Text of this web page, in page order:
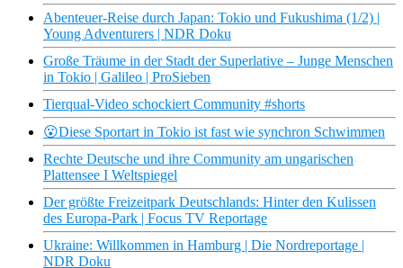
Abenteuer-Reise durch Japan: Tokio und Fukushima (1/2) |
Young Adventurers | NDR Doku
Große Träume in der Stadt der Superlative – Junge Menschen
in Tokio | Galileo | ProSieben
Tierqual-Video schockiert Community #shorts
😮Diese Sportart in Tokio ist fast wie synchron Schwimmen
Rechte Deutsche und ihre Community am ungarischen
Plattensee I Weltspiegel
Der größte Freizeitpark Deutschlands: Hinter den Kulissen
des Europa-Park | Focus TV Reportage
Ukraine: Willkommen in Hamburg | Die Nordreportage |
NDR Doku